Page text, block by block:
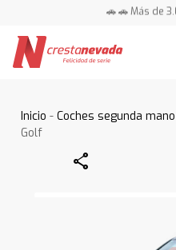
🚗 🚗 Más de
Inicio -Coches segunda mano
Golf
Share